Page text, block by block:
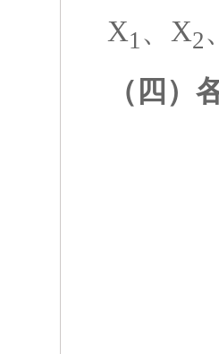
X1 、 X2
（四）